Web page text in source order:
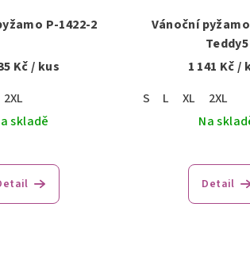
P-1422-2
Kč/ kus
2XL
skladě
Vánoční
Teddy5
1 141 Kč/
S
L XL
2XL
Na
Detail